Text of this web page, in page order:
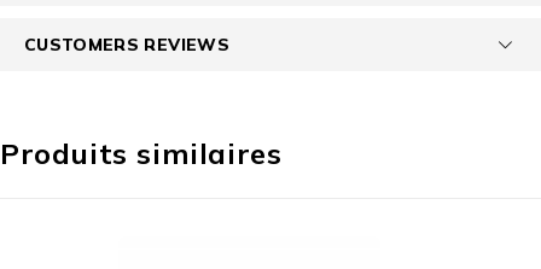
CUSTOMERS REVIEWS
Produits similaires